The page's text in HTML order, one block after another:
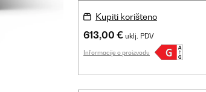
Kupiti korišteno
613,00 € uklj. PDV
Informacije o proizvodu